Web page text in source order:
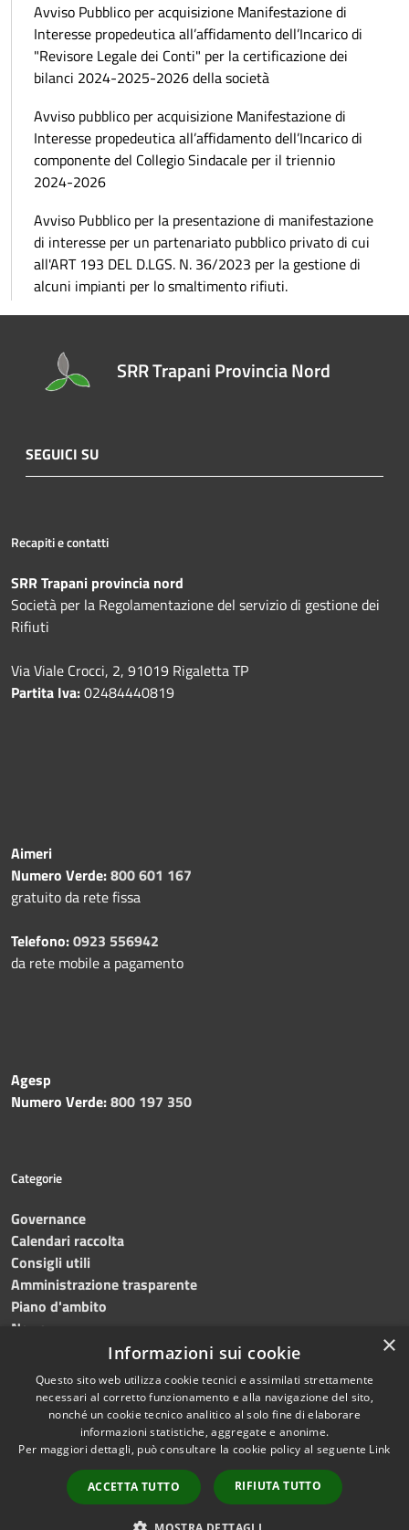
Avviso Pubblico per acquisizione Manifestazione di
Interesse propedeutica all’affidamento dell’Incarico di
"Revisore Legale dei Conti" per la certificazione dei
bilanci 2024-2025-2026 della società
Avviso pubblico per acquisizione Manifestazione di
Interesse propedeutica all’affidamento dell’Incarico di
componente del Collegio Sindacale per il triennio
2024-2026
Avviso Pubblico per la presentazione di manifestazione
di interesse per un partenariato pubblico privato di cui
all'ART 193 DEL D.LGS. N. 36/2023 per la gestione di
alcuni impianti per lo smaltimento rifiuti.
SRR Trapani Provincia Nord
SEGUICI SU
Recapiti e contatti
SRR Trapani provincia nord
Società per la Regolamentazione del servizio di gestione dei
Rifiuti
Via Viale Crocci, 2, 91019 Rigaletta TP
Partita Iva:02484440819
Aimeri
Numero Verde:800 601 167
gratuito da rete fissa
Telefono:0923 556942
da rete mobile a pagamento
Agesp
Numero Verde:800 197 350
Categorie
Governance
Calendari raccolta
Consigli utili
Amministrazione trasparente
Piano d'ambito
News
Accessibilità
Copyright © 2023 •
Trapani provincia nord•
Powered
byMunicipium•Redazione
×
Informazioni sui cookie
Questo sito web utilizza cookie tecnici e assimilati strettamente
necessari al corretto funzionamento e alla navigazione del sito,
nonché un cookie tecnico analitico al solo fine di elaborare
informazioni statistiche, aggregate e anonime.
Per maggiori dettagli, può consultare la cookie policy al seguente Link
ACCETTA TUTTO RIFIUTA TUTTO